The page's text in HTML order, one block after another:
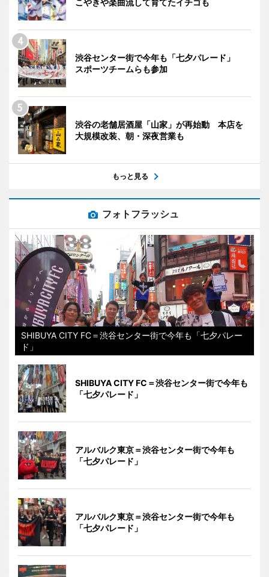
渋谷センター街で今年も「七夕パレード」
スポーツチームらも参加
渋谷の老舗居酒屋「山家」が再始動 本店を
大規模改装、朝・深夜営業も
もっと見る
フォトフラッシュ
SHIBUYA CITY FC＝渋谷センター街で今年も「七夕パレー
ド」
SHIBUYA CITY FC＝渋谷センター街で今年も
「七夕パレード」
アルバルク東京＝渋谷センター街で今年も
「七夕パレード」
アルバルク東京＝渋谷センター街で今年も
「七夕パレード」